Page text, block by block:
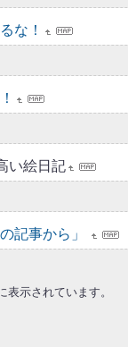
な！
い絵日記
記事から」
示されています。